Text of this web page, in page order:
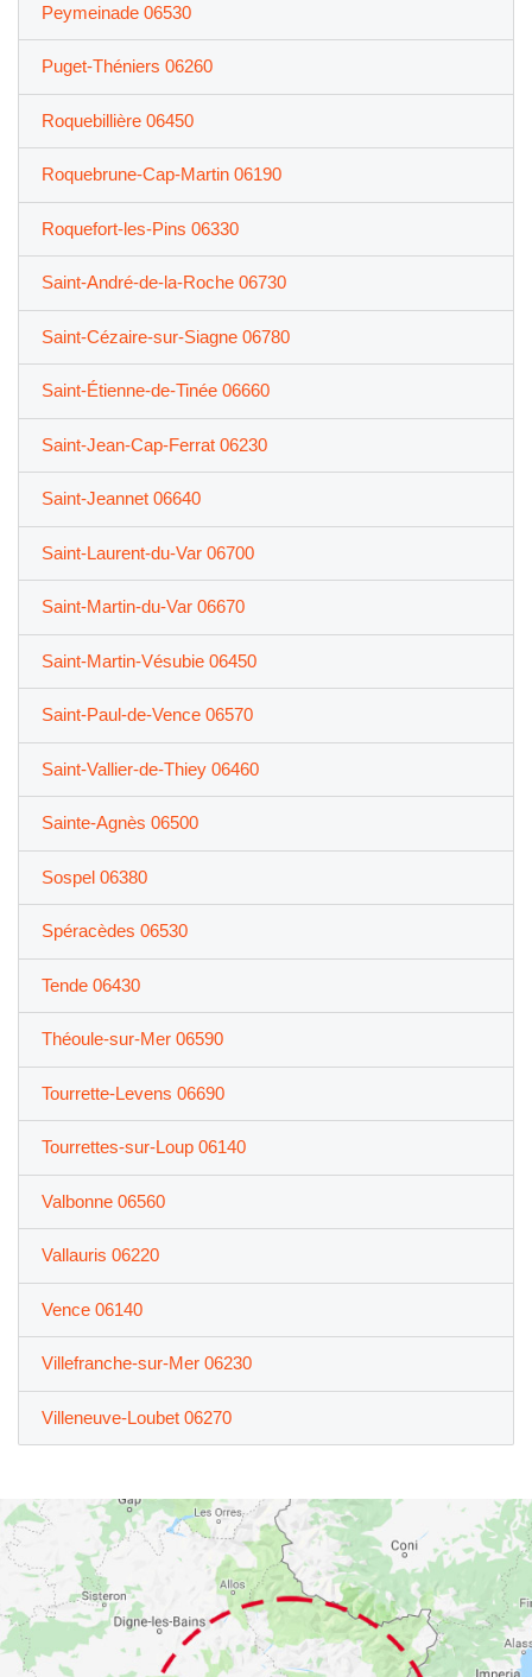
Peymeinade 06530
Puget-Théniers 06260
Roquebillière 06450
Roquebrune-Cap-Martin 06190
Roquefort-les-Pins 06330
Saint-André-de-la-Roche 06730
Saint-Cézaire-sur-Siagne 06780
Saint-Étienne-de-Tinée 06660
Saint-Jean-Cap-Ferrat 06230
Saint-Jeannet 06640
Saint-Laurent-du-Var 06700
Saint-Martin-du-Var 06670
Saint-Martin-Vésubie 06450
Saint-Paul-de-Vence 06570
Saint-Vallier-de-Thiey 06460
Sainte-Agnès 06500
Sospel 06380
Spéracèdes 06530
Tende 06430
Théoule-sur-Mer 06590
Tourrette-Levens 06690
Tourrettes-sur-Loup 06140
Valbonne 06560
Vallauris 06220
Vence 06140
Villefranche-sur-Mer 06230
Villeneuve-Loubet 06270